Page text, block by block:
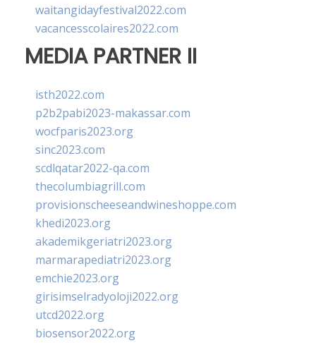
waitangidayfestival2022.com
vacancesscolaires2022.com
MEDIA PARTNER II
isth2022.com
p2b2pabi2023-makassar.com
wocfparis2023.org
sinc2023.com
scdlqatar2022-qa.com
thecolumbiagrill.com
provisionscheeseandwineshoppe.com
khedi2023.org
akademikgeriatri2023.org
marmarapediatri2023.org
emchie2023.org
girisimselradyoloji2022.org
utcd2022.org
biosensor2022.org